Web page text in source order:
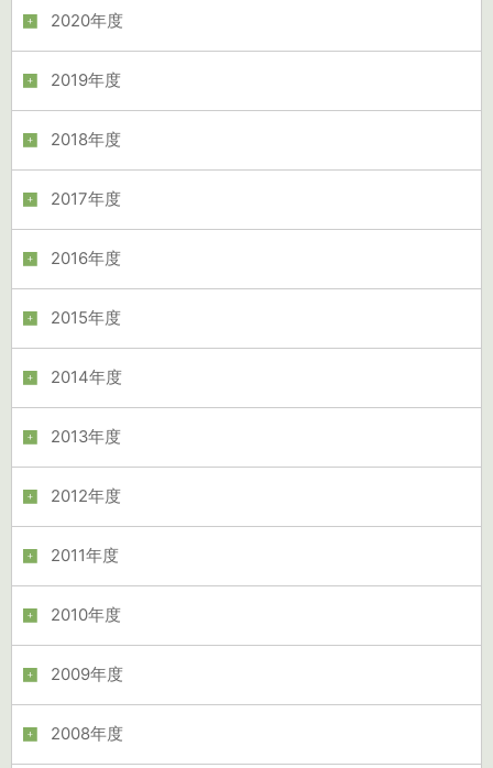
2020年度
2019年度
2018年度
2017年度
2016年度
2015年度
2014年度
2013年度
2012年度
2011年度
2010年度
2009年度
2008年度